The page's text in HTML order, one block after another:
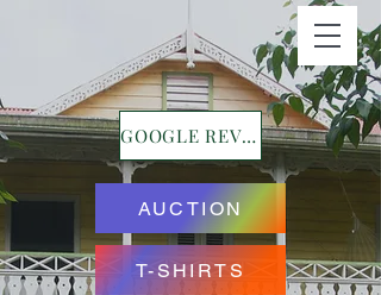
GOOGLE REVIEWS
AUCTION
T-SHIRTS